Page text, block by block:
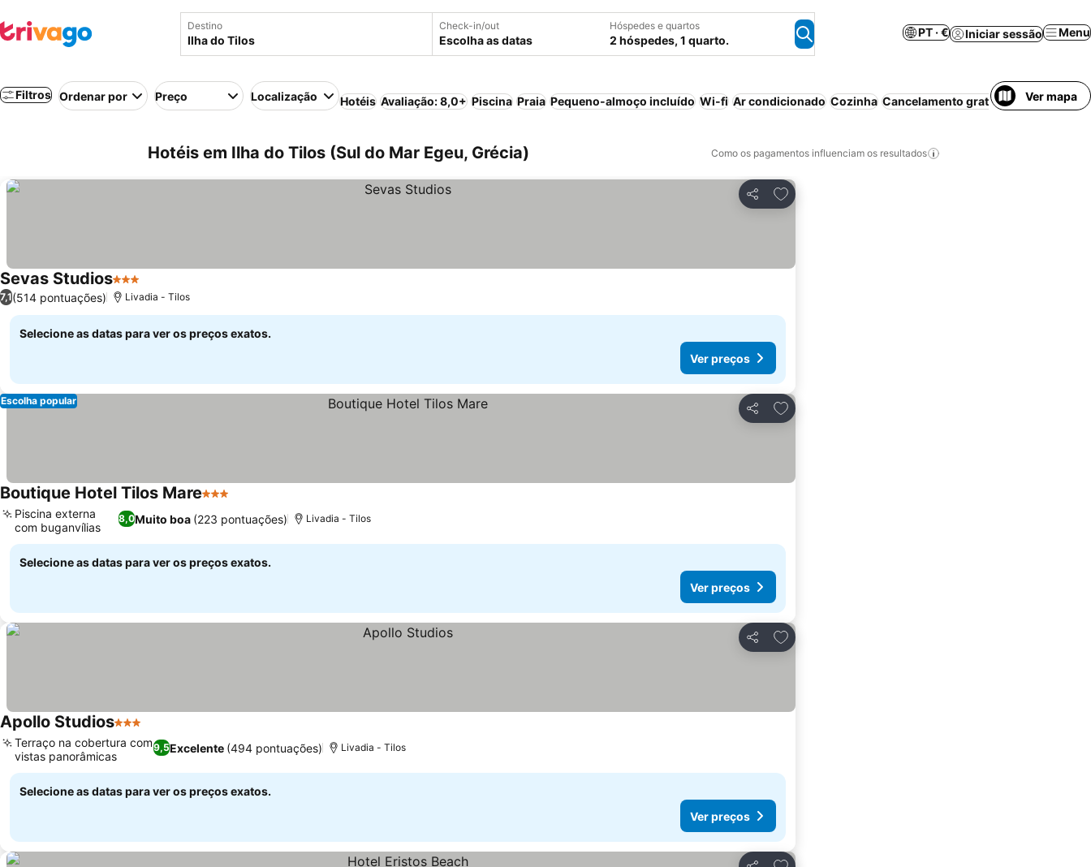
Destino Check-in/out
Escolha as datas
Hóspedes e quartos
2 hóspedes, 1 quarto.
PT · € Iniciar sessão Menu
Filtros Ordenar por Preço Localização Hotéis Avaliação: 8,0+ Piscina Praia Pequeno-almoço incluído Wi-fi Ar condicionado Cozinha Cancelamento gratuito Ver mapa
Hotéis em Ilha do Tilos (Sul do Mar Egeu, Grécia) Como os pagamentos influenciam os resultados
Partilhar
Adicionar aos favoritos
Sevas Studios3 Estrelas
7,1(514 pontuações) Livadia - Tilos
Selecione as datas para ver os preços exatos.
Ver preços
Partilhar
Adicionar aos favoritos
Escolha popular
Boutique Hotel Tilos Mare3 Estrelas
8,0Muito boa (223 pontuações)
Piscina externa
com buganvílias
Livadia - Tilos
Selecione as datas para ver os preços exatos.
Ver preços
Partilhar
Adicionar aos favoritos
Apollo Studios3 Estrelas
9,5Excelente (494 pontuações)
Terraço na cobertura com
vistas panorâmicas
Livadia - Tilos
Selecione as datas para ver os preços exatos.
Ver preços
Adicionar aos favoritos